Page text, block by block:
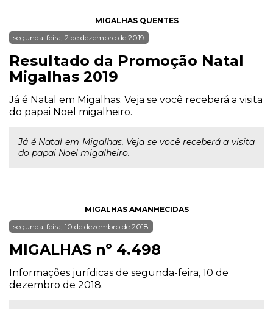
MIGALHAS QUENTES
segunda-feira, 2 de dezembro de 2019
Resultado da Promoção Natal
Migalhas 2019
Já é Natal em Migalhas. Veja se você receberá a visita
do papai Noel migalheiro.
Já é Natal em Migalhas. Veja se você receberá a visita
do papai Noel migalheiro.
MIGALHAS AMANHECIDAS
segunda-feira, 10 de dezembro de 2018
MIGALHAS nº 4.498
Informações jurídicas de segunda-feira, 10 de
dezembro de 2018.